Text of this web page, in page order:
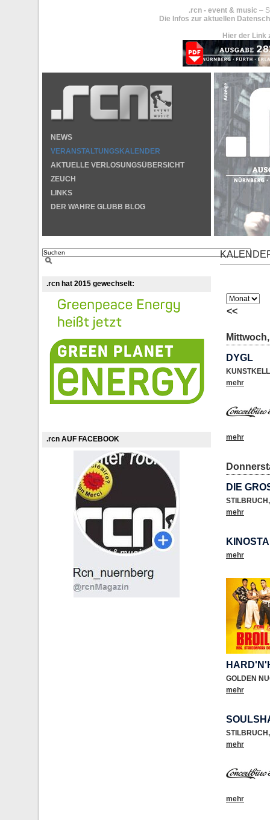
.rcn - event & music –
Die Infos zur aktuellen
Hier der Link
NEWS
VERANSTALTUNGSKALENDER
AKTUELLE VERLOSUNGSÜBERSICHT
ZEUCH
LINKS
DER WAHRE GLUBB BLOG
.rcn hat 2015 gewechselt:
.rcn AUF FACEBOOK
<<
DYGL
mehr
mehr
DIE
STILBRUCH,
mehr
mehr
GOLDEN
mehr
STILBRUCH,
mehr
mehr